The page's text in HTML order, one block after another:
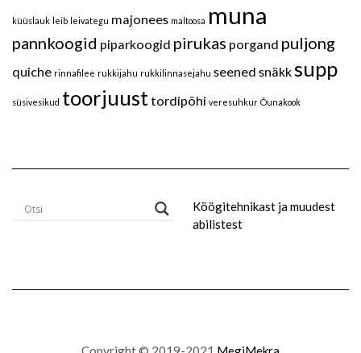
küüslauk leib leivategu majonees maltoosa muna
pannkoogid piparkoogid pirukas porgand puljong
quiche rinnafilee rukkijahu rukkilinnasejahu seened snäkksupp
süsivesikud toorjuusttordipõhi veresuhkur Õunakook
Köögitehnikast ja muudest
abilistest